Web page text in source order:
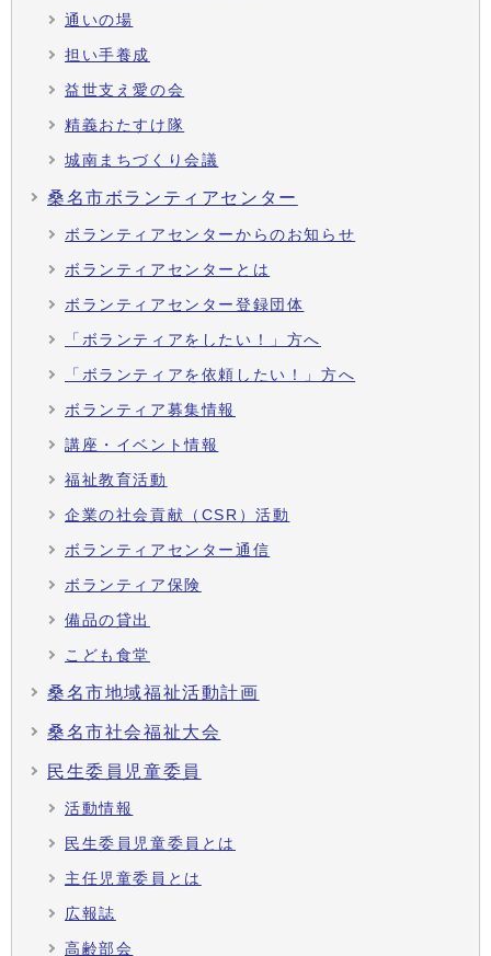
通いの場
担い手養成
益世支え愛の会
精義おたすけ隊
城南まちづくり会議
桑名市ボランティアセンター
ボランティアセンターからのお知らせ
ボランティアセンターとは
ボランティアセンター登録団体
「ボランティアをしたい！」方へ
「ボランティアを依頼したい！」方へ
ボランティア募集情報
講座・イベント情報
福祉教育活動
企業の社会貢献（CSR）活動
ボランティアセンター通信
ボランティア保険
備品の貸出
こども食堂
桑名市地域福祉活動計画
桑名市社会福祉大会
民生委員児童委員
活動情報
民生委員児童委員とは
主任児童委員とは
広報誌
高齢部会